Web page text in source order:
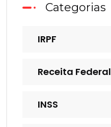
Categorias
IRPF
Receita Federal
INSS